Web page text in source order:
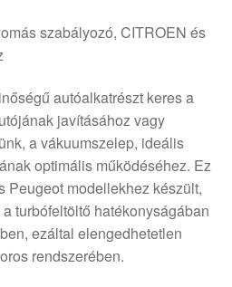
szabályozó, CITROEN és
autóalkatrészt keres a
javításához vagy
a vákuumszelep, ideális
optimális működéséhez. Ez
Peugeot modellekhez készült,
turbófeltöltő hatékonyságában
ezáltal elengedhetetlen
rendszerében.